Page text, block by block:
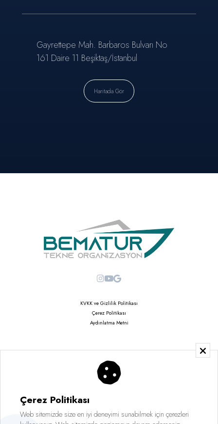
KVKK ve Gizlilik Politikası
Çerez Politikası
Aydınlatma Metni
Copyright © 2026
Saruhan Web Ajans | Tüm Hakları Saklıdır
Gayrettepe Mah. Barbaros Bulvarı No
161 Daire 11 Beşiktaş/İstanbul
Haritada Gör
Çerez Politikası
Web sitemizde size en iyi deneyimi sunabilmek için çerezleri